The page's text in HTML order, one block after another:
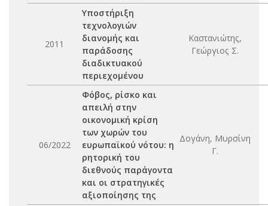
2011
Υποστήριξη
τεχνολογιών
διανομής και
παράδοσης
διαδικτυακού
περιεχομένου
Καστανιώτης,
Γεώργιος Σ.
06/2022
Φόβος, ρίσκο και
απειλή στην
οικονομική κρίση
των χωρών του
ευρωπαϊκού νότου: η
ρητορική του
διεθνούς παράγοντα
και οι στρατηγικές
αξιοποίησης της
Δογάνη, Μυρσίνη
Γ.